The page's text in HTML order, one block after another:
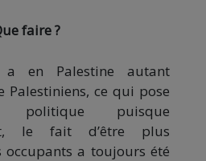
faire ?
en Palestine autant
Palestiniens, ce qui pose
politique puisque
le fait d’être plus
a toujours été